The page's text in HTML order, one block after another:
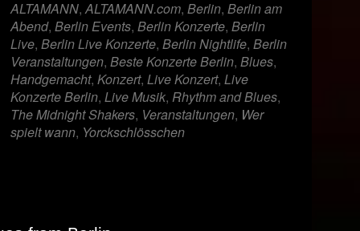
ALTAMANN,ALTAMANN.com, Berlin, Berlin am
Abend, Berlin Events, Berlin Konzerte, Berlin
Live, Berlin Live Konzerte, Berlin Nightlife, Berlin
Veranstaltungen, Beste Konzerte Berlin, Blues,
Handgemacht, Konzert, Live Konzert, Live
Konzerte Berlin, Live Musik, Rhythm and Blues,
The Midnight Shakers, Veranstaltungen, Wer
spielt wann, Yorckschlösschen